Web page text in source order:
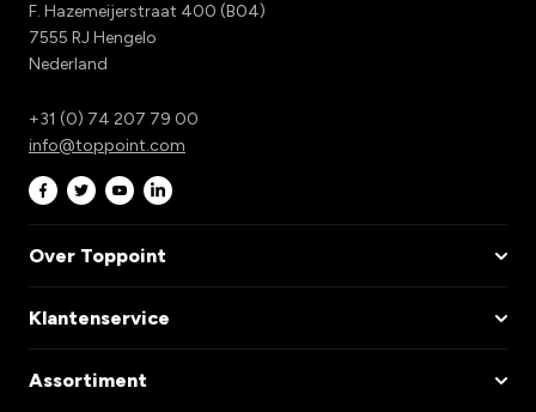
F. Hazemeijerstraat 400 (B04)
7555 RJ Hengelo
Nederland
+31 (0) 74 207 79 00
info@toppoint.com
Over Toppoint
Klantenservice
Assortiment